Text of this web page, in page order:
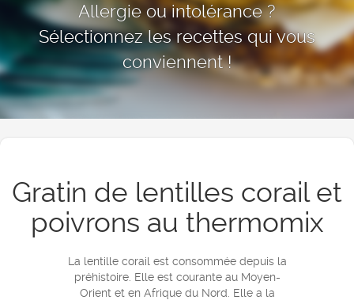
Allergie ou intolérance ?
Sélectionnez les recettes qui vous
conviennent !
Gratin de lentilles corail et
poivrons au thermomix
La lentille corail est consommée depuis la
préhistoire. Elle est courante au Moyen-
Orient et en Afrique du Nord. Elle a la